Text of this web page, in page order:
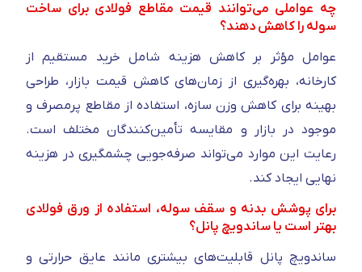
چه عواملی می‌توانند قیمت مقاطع فولادی برای ساخت
سوله را کاهش دهند؟
عوامل مؤثر بر کاهش هزینه شامل خرید مستقیم از
کارخانه، بهره‌گیری از زمان‌های کاهش قیمت بازار، طراحی
بهینه برای کاهش وزن سازه، استفاده از مقاطع پرمصرف و
موجود در بازار و مقایسه تأمین‌کنندگان مختلف است.
رعایت این موارد می‌تواند صرفه‌جویی چشمگیری در هزینه
نهایی ایجاد کند.
برای پوشش بدنه و سقف سوله، استفاده از ورق فولادی
بهتر است یا ساندویچ پانل؟
ساندویچ پانل قابلیت‌های بیشتری مانند عایق حرارتی و